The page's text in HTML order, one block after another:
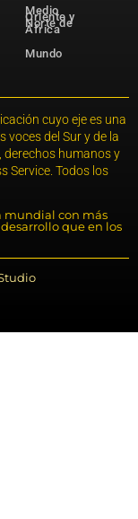
Medio
Oriente y
Norte de
África
Mundo
cuyo eje es una
voces del Sur y de la
derechos humanos y
Service. Todos los
mundial con más
que en los